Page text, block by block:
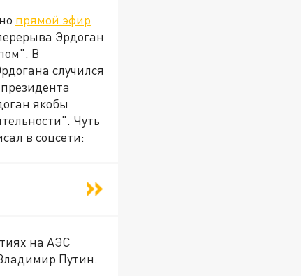
прямой эфир
Эрдоган
В
случился
якобы
Чуть
в соцсети:
на АЭС
Путин.